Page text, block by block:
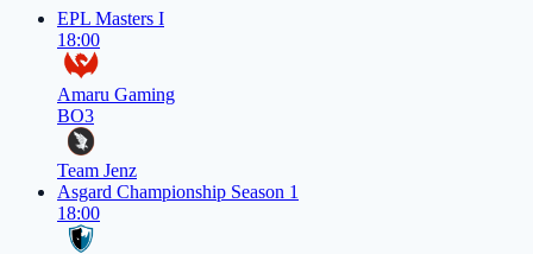
EPL Masters I
18:00
Amaru Gaming
BO3
Team Jenz
Asgard Championship Season 1
18:00